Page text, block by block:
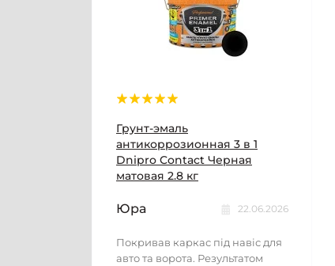
Грунт-эмаль
антикоррозионная 3 в 1
Dnipro Contact Черная
матовая 2.8 кг
Юра 22.06.2026
Покривав каркас під навіс для
авто та ворота. Результатом